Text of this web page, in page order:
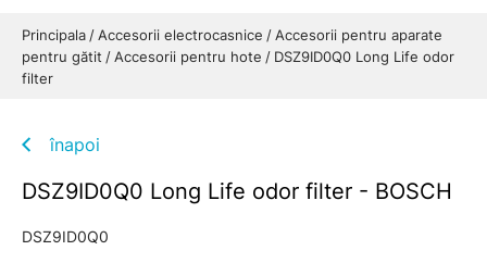
Principala Accesorii electrocasnice
Accesorii pentru aparate
pentru gătit
Accesorii pentru hote
DSZ9ID0Q0 Long Life odor
filter
înapoi
DSZ9ID0Q0 Long Life odor filter - BOSCH
DSZ9ID0Q0